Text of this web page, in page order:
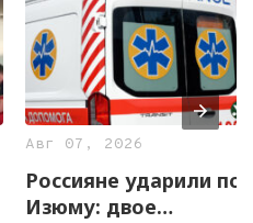
Авг 07, 2026
Россияне ударили по
Изюму: двое